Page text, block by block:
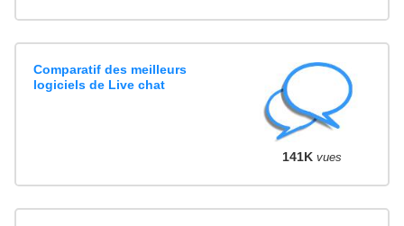
Comparatif des meilleurs
logiciels de Live chat
141K vues